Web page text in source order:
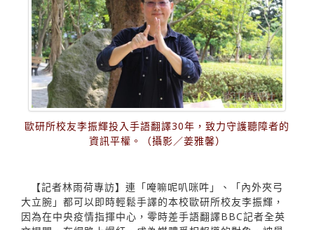
歐研所校友李振輝投入手語翻譯30年，致力守護聽障者的
資訊平權。（攝影／姜雅馨）
【記者林雨荷專訪】連「唵嘛呢叭咪吽」、「內外夾弓
大立腕」都可以即時輕鬆手譯的本校歐研所校友李振輝，
因為在中央疫情指揮中心，零時差手語翻譯BBC記者全英